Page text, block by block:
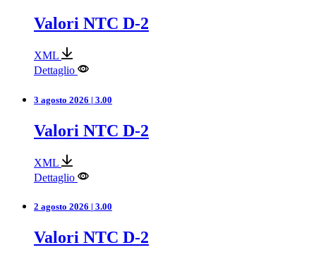
Valori NTC D-2
XML
Dettaglio
3 agosto 2026 | 3.00
Valori NTC D-2
XML
Dettaglio
2 agosto 2026 | 3.00
Valori NTC D-2